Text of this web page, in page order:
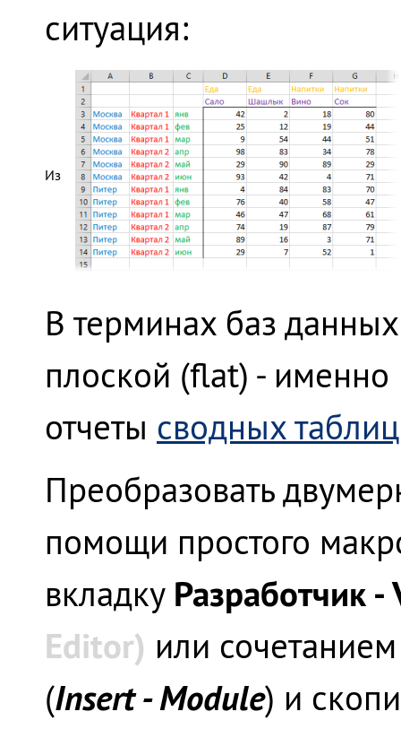
ситуация:
Из
В терминах баз
плоской (flat) - именно
отчеты сводных
Преобразовать
помощи простого
вкладку Разработчик
Editor) или
(Insert - Module) и